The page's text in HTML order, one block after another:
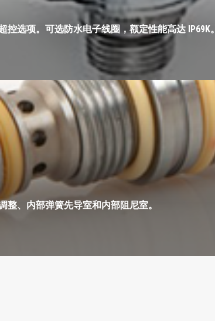
选项。可选防水电子线圈，额定性能高达 IP69K。
、内部弹簧先导室和内部阻尼室。